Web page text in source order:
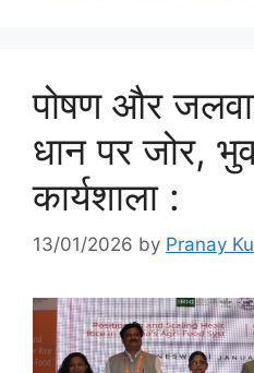
पोषण और
धान पर जोर,
कार्यशाला :
13/01/2026 by Pranay